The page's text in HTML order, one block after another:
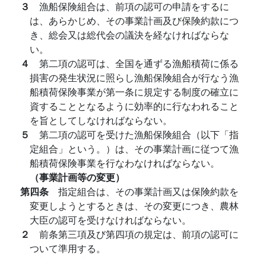
３ 漁船保険組合は、前項の認可の申請をするに
は、あらかじめ、その事業計画及び保険約款につ
き、総会又は総代会の議決を経なければならな
い。
４ 第二項の認可は、全国を通ずる漁船積荷に係る
損害の発生状況に照らし漁船保険組合が行なう漁
船積荷保険事業が第一条に規定する制度の確立に
資することとなるように効率的に行なわれること
を旨としてしなければならない。
５ 第二項の認可を受けた漁船保険組合（以下「指
定組合」という。）は、その事業計画に従つて漁
船積荷保険事業を行なわなければならない。
（事業計画等の変更）
第四条 指定組合は、その事業計画又は保険約款を
変更しようとするときは、その変更につき、農林
大臣の認可を受けなければならない。
２ 前条第三項及び第四項の規定は、前項の認可に
ついて準用する。